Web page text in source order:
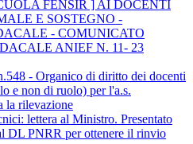
FENSIR ] AI DOCENTI
E SOSTEGNO -
- COMUNICATO
ANIEF N. 11- 23
- Organico di diritto dei docenti
e non di ruolo) per l'a.s.
la rilevazione
lettera al Ministro. Presentato
DL PNRR per ottenere il rinvio